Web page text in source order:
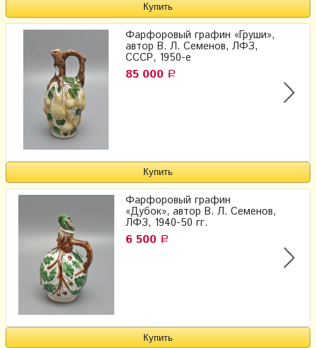
Фарфоровый графин «Груши»,
автор В. Л. Семенов, ЛФЗ,
СССР, 1950-е
85 000 Р
Фарфоровый графин
«Дубок», автор В. Л. Семенов,
ЛФЗ, 1940-50 гг.
6 500 Р